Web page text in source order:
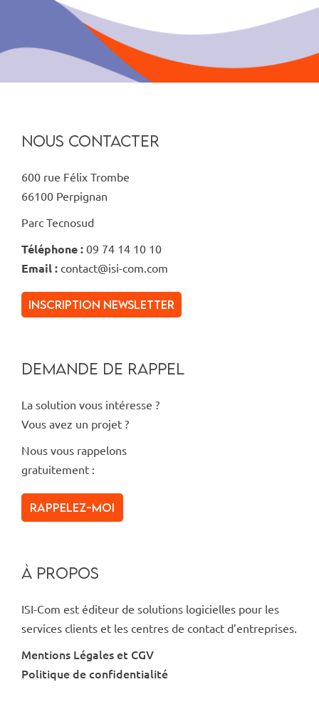
NOUS CONTACTER
600 rue Félix Trombe
66100 Perpignan
Parc Tecnosud
Téléphone : 09 74 14 10 10
Email : contact@isi-com.com
inscription newsletter
DEMANDE DE RAPPEL
La solution vous intéresse ?
Vous avez un projet ?
Nous vous rappelons
gratuitement :
Rappelez-moi
À PROPOS
ISI-Com est éditeur de solutions logicielles pour les
services clients et les centres de contact d’entreprises.
Mentions Légales et CGV
Politique de confidentialité